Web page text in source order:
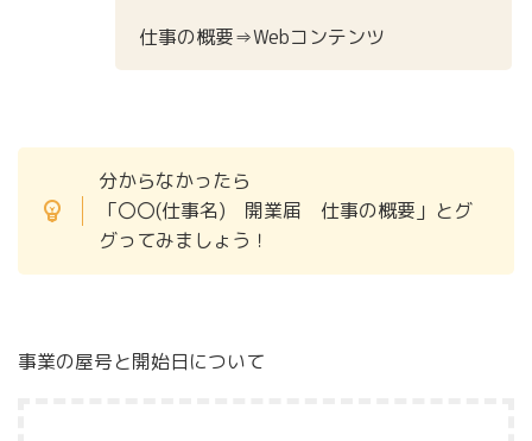
仕事の概要⇒Webコンテンツ
分からなかったら
「〇〇(仕事名) 開業届 仕事の概要」とグ
グってみましょう！
事業の屋号と開始日について